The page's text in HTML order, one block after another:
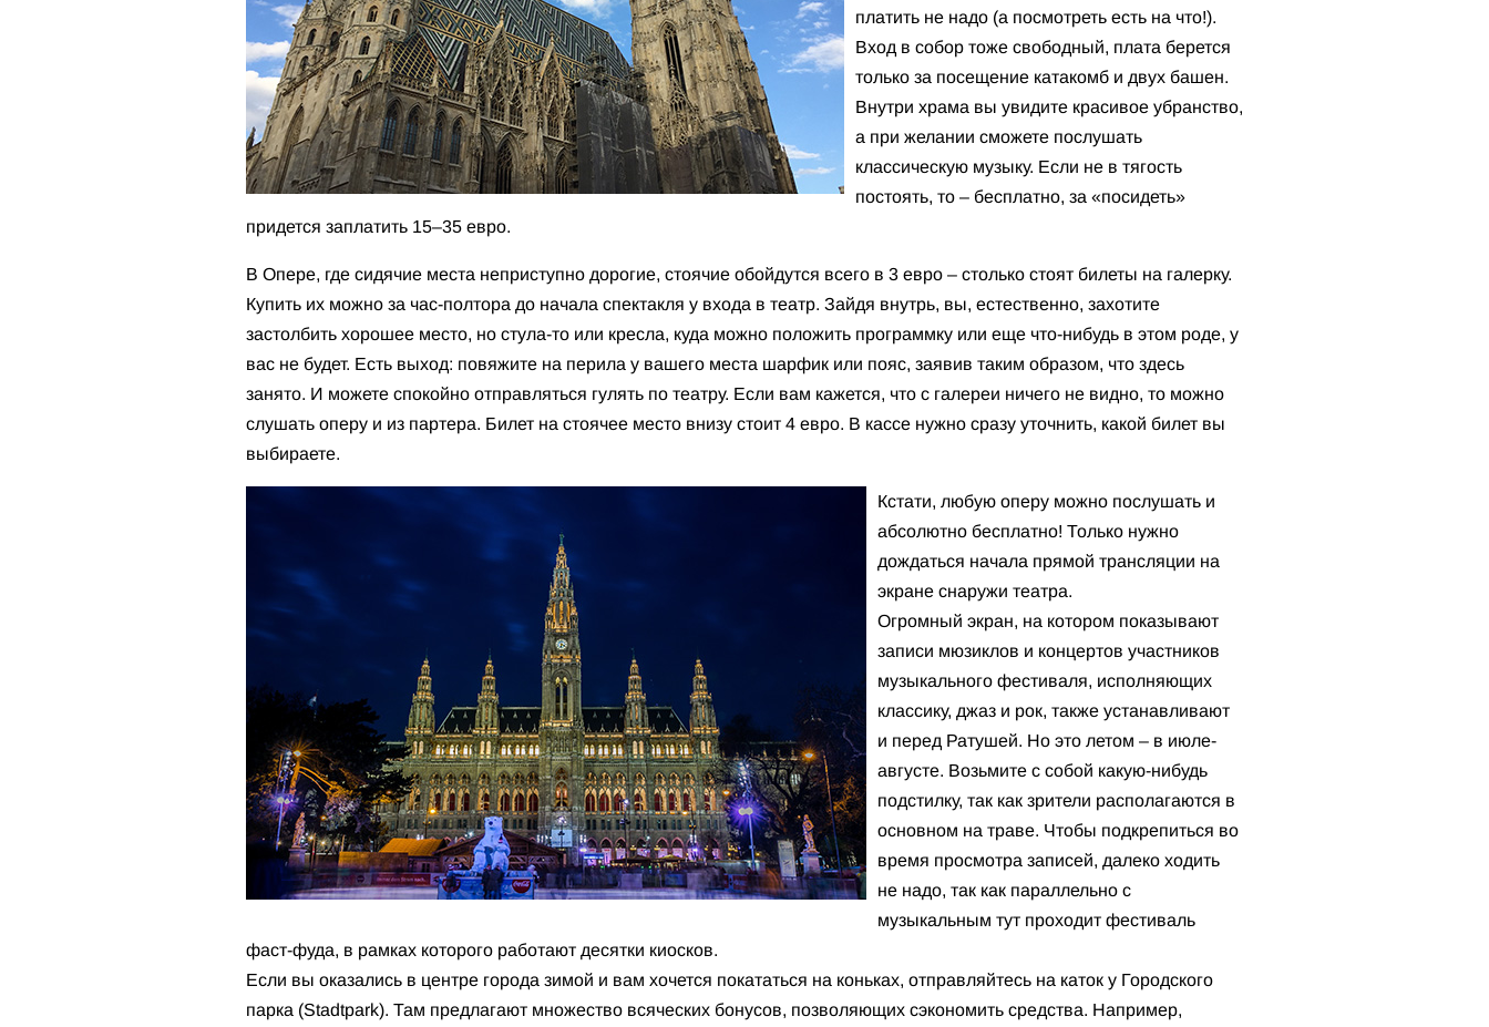
платить не надо (а посмотреть есть на что!).
Вход в собор тоже свободный, плата берется
только за посещение катакомб и двух башен.
Внутри храма вы увидите красивое убранство,
а при желании сможете послушать
классическую музыку. Если не в тягость
постоять, то – бесплатно, за «посидеть»
придется заплатить 15–35 евро.
В Опере, где сидячие места неприступно дорогие, стоячие обойдутся всего в 3 евро – столько стоят билеты на галерку.
Купить их можно за час-полтора до начала спектакля у входа в театр. Зайдя внутрь, вы, естественно, захотите
застолбить хорошее место, но стула-то или кресла, куда можно положить программку или еще что-нибудь в этом роде, у
вас не будет. Есть выход: повяжите на перила у вашего места шарфик или пояс, заявив таким образом, что здесь
занято. И можете спокойно отправляться гулять по театру. Если вам кажется, что с галереи ничего не видно, то можно
слушать оперу и из партера. Билет на стоячее место внизу стоит 4 евро. В кассе нужно сразу уточнить, какой билет вы
выбираете.
Кстати, любую оперу можно послушать и
абсолютно бесплатно! Только нужно
дождаться начала прямой трансляции на
экране снаружи театра.
Огромный экран, на котором показывают
записи мюзиклов и концертов участников
музыкального фестиваля, исполняющих
классику, джаз и рок, также устанавливают
и перед Ратушей. Но это летом – в июле-
августе. Возьмите с собой какую-нибудь
подстилку, так как зрители располагаются в
основном на траве. Чтобы подкрепиться во
время просмотра записей, далеко ходить
не надо, так как параллельно с
музыкальным тут проходит фестиваль
фаст-фуда, в рамках которого работают десятки киосков.
Если вы оказались в центре города зимой и вам хочется покататься на коньках, отправляйтесь на каток у Городского
парка (Stadtpark). Там предлагают множество всяческих бонусов, позволяющих сэкономить средства. Например,